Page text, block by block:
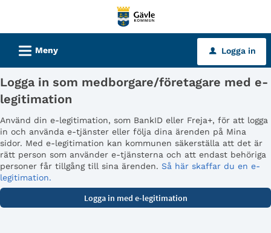
tjänster
Gävle
kommun
L Meny u Logga in
Logga in som medborgare/företagare med e-
legitimation
Använd din e-legitimation, som BankID eller Freja+, för att logga
in och använda e-tjänster eller följa dina ärenden på Mina
sidor. Med e-legitimation kan kommunen säkerställa att det är
rätt person som använder e-tjänsterna och att endast behöriga
personer får tillgång till sina ärenden. Så här skaffar du en e-
legitimation.